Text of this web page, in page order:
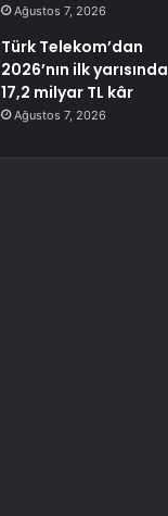
Ağustos 7, 2026
Türk Telekom’dan
2026’nın ilk yarısında
17,2 milyar TL kâr
Ağustos 7, 2026